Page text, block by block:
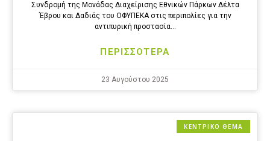
Συνδρομή της Μονάδας Διαχείρισης Εθνικών Πάρκων Δέλτα
Έβρου και Δαδιάς του ΟΦΥΠΕΚΑ στις περιπολίες για την
αντιπυρική προστασία…
ΠΕΡΙΣΣΟΤΕΡΑ
23 Αυγούστου 2025
ΚΕΝΤΡΙΚΟ ΘΕΜΑ